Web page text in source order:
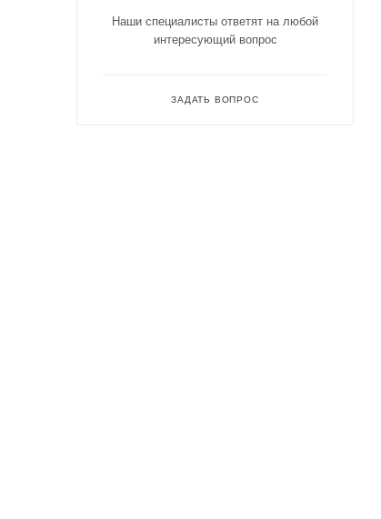
Наши специалисты ответят на любой
интересующий вопрос
ЗАДАТЬ ВОПРОС